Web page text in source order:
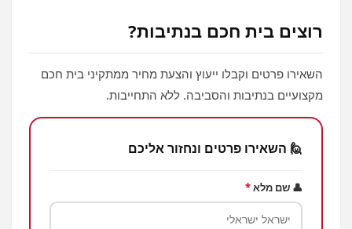
רוצים בית חכם בנתיבות?
השאירו פרטים וקבלו ייעוץ והצעת מחיר ממתקיני בית חכם
מקצועיים בנתיבות והסביבה. ללא התחייבות.
🙋 השאירו פרטים ונחזור אליכם
👤 שם מלא*